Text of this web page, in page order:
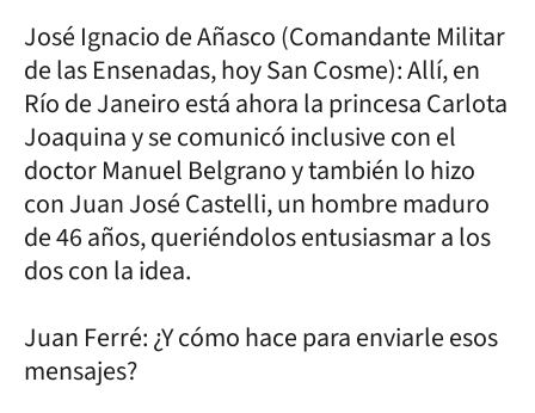
José Ignacio de Añasco (Comandante Militar
de las Ensenadas, hoy San Cosme): Allí, en
Río de Janeiro está ahora la princesa Carlota
Joaquina y se comunicó inclusive con el
doctor Manuel Belgrano y también lo hizo
con Juan José Castelli, un hombre maduro
de 46 años, queriéndolos entusiasmar a los
dos con la idea.
Juan Ferré: ¿Y cómo hace para enviarle esos
mensajes?